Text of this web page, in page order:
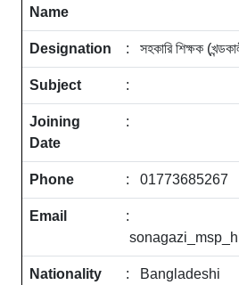
Name
Designation : সহকারি শিক্ষক
Subject :
Joining
Date
:
Phone : 01773685267
Email
:
Nationality : Bangladeshi